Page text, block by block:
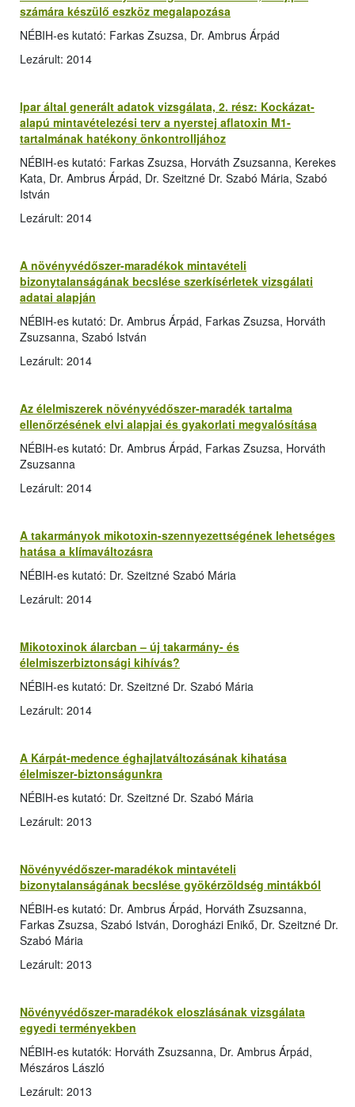
számára készülő eszköz megalapozása
NÉBIH-es kutató: Farkas Zsuzsa, Dr. Ambrus Árpád
Lezárult: 2014
Ipar által generált adatok vizsgálata, 2. rész: Kockázat-
alapú mintavételezési terv a nyerstej aflatoxin M1-
tartalmának hatékony önkontrolljához
NÉBIH-es kutató: Farkas Zsuzsa, Horváth Zsuzsanna, Kerekes
Kata, Dr. Ambrus Árpád, Dr. Szeitzné Dr. Szabó Mária, Szabó
István
Lezárult: 2014
A növényvédőszer-maradékok mintavételi
bizonytalanságának becslése szerkísérletek vizsgálati
adatai alapján
NÉBIH-es kutató: Dr. Ambrus Árpád, Farkas Zsuzsa, Horváth
Zsuzsanna, Szabó István
Lezárult: 2014
Az élelmiszerek növényvédőszer-maradék tartalma
ellenőrzésének elvi alapjai és gyakorlati megvalósítása
NÉBIH-es kutató: Dr. Ambrus Árpád, Farkas Zsuzsa, Horváth
Zsuzsanna
Lezárult: 2014
A takarmányok mikotoxin-szennyezettségének lehetséges
hatása a klímaváltozásra
NÉBIH-es kutató: Dr. Szeitzné Szabó Mária
Lezárult: 2014
Mikotoxinok álarcban – új takarmány- és
élelmiszerbiztonsági kihívás?
NÉBIH-es kutató: Dr. Szeitzné Dr. Szabó Mária
Lezárult: 2014
A Kárpát-medence éghajlatváltozásának kihatása
élelmiszer-biztonságunkra
NÉBIH-es kutató: Dr. Szeitzné Dr. Szabó Mária
Lezárult: 2013
Növényvédőszer-maradékok mintavételi
bizonytalanságának becslése gyökérzöldség mintákból
NÉBIH-es kutató: Dr. Ambrus Árpád, Horváth Zsuzsanna,
Farkas Zsuzsa, Szabó István, Dorogházi Enikő, Dr. Szeitzné Dr.
Szabó Mária
Lezárult: 2013
Növényvédőszer-maradékok eloszlásának vizsgálata
egyedi terményekben
NÉBIH-es kutatók: Horváth Zsuzsanna, Dr. Ambrus Árpád,
Mészáros László
Lezárult: 2013